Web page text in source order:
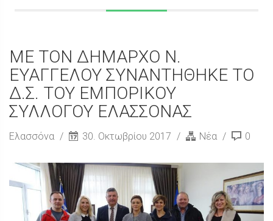
ΜΕ ΤΟΝ ΔΗΜΑΡΧΟ Ν.
ΕΥΑΓΓΕΛΟΥ ΣΥΝΑΝΤΗΘΗΚΕ ΤΟ
Δ.Σ. ΤΟΥ ΕΜΠΟΡΙΚΟΥ
ΣΥΛΛΟΓΟΥ ΕΛΑΣΣΟΝΑΣ
Ελασσόνα 30. Οκτωβρίου 2017 Νέα 0